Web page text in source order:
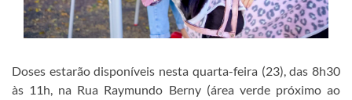
Doses estarão disponíveis nesta quarta-feira (23), das 8h30
às 11h, na Rua Raymundo Berny (área verde próximo ao